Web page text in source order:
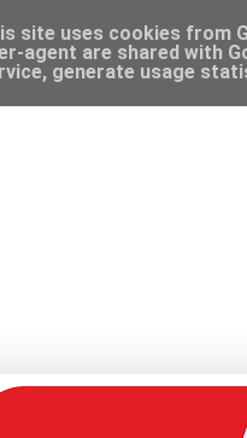
site uses cookies from
agent are shared with
generate usage